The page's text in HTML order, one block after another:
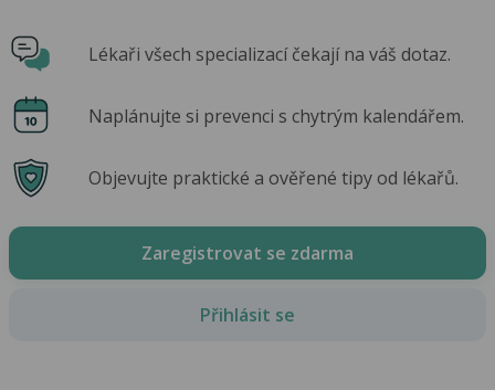
Lékaři všech specializací čekají na váš dotaz.
Naplánujte si prevenci s chytrým kalendářem.
Objevujte praktické a ověřené tipy od lékařů.
Zaregistrovat se zdarma
Přihlásit se